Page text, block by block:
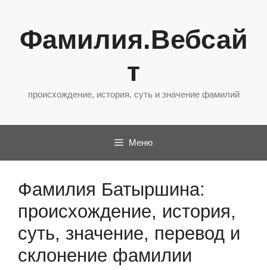
содержимому
Фамилия.Вебсай
т
происхождение, история, суть и значение фамилий
Меню
Фамилия Батыршина:
происхождение, история,
суть, значение, перевод и
склонение фамилии